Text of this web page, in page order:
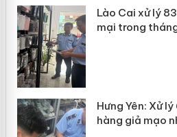
Lào Cai xử lý
mại trong
Hưng Yên: Xử
hàng giả mạo